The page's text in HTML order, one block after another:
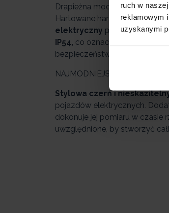
ruch w
reklamowym
uzyskanymi
Drapieżna moc , a przy tym
Hartowane hamulce
elektryczny pomniejsza
IP54, co oznacza odporność
bezpieczeństwa, to
NAJMODNIEJSZY POJAZD
Stylowa czerń i
pojazdów elektrycznych.
dokonuje jej pomiaru w czasie
uwzględnione, by stworzyć